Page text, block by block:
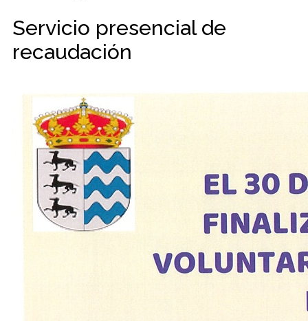
Servicio presencial de
recaudación